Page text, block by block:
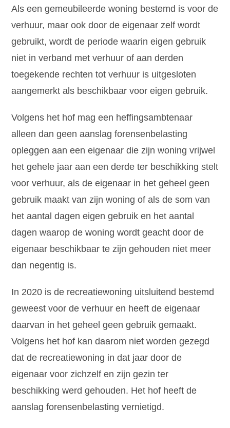
Als een gemeubileerde woning bestemd is voor de
verhuur, maar ook door de eigenaar zelf wordt
gebruikt, wordt de periode waarin eigen gebruik
niet in verband met verhuur of aan derden
toegekende rechten tot verhuur is uitgesloten
aangemerkt als beschikbaar voor eigen gebruik.
Volgens het hof mag een heffingsambtenaar
alleen dan geen aanslag forensenbelasting
opleggen aan een eigenaar die zijn woning vrijwel
het gehele jaar aan een derde ter beschikking stelt
voor verhuur, als de eigenaar in het geheel geen
gebruik maakt van zijn woning of als de som van
het aantal dagen eigen gebruik en het aantal
dagen waarop de woning wordt geacht door de
eigenaar beschikbaar te zijn gehouden niet meer
dan negentig is.
In 2020 is de recreatiewoning uitsluitend bestemd
geweest voor de verhuur en heeft de eigenaar
daarvan in het geheel geen gebruik gemaakt.
Volgens het hof kan daarom niet worden gezegd
dat de recreatiewoning in dat jaar door de
eigenaar voor zichzelf en zijn gezin ter
beschikking werd gehouden. Het hof heeft de
aanslag forensenbelasting vernietigd.